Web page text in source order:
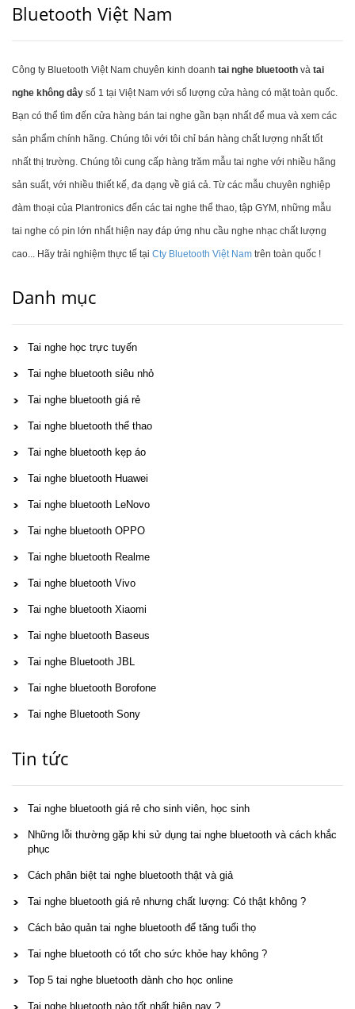
Bluetooth Việt Nam
Công ty Bluetooth Việt Nam chuyên kinh doanh tai nghe bluetooth và tai
nghe không dây số 1 tại Việt Nam với số lượng cửa hàng có mặt toàn quốc.
Bạn có thể tìm đến cửa hàng bán tai nghe gần bạn nhất để mua và xem các
sản phẩm chính hãng. Chúng tôi với tôi chỉ bán hàng chất lượng nhất tốt
nhất thị trường. Chúng tôi cung cấp hàng trăm mẫu tai nghe với nhiều hãng
sản suất, với nhiều thiết kế, đa dạng về giá cả. Từ các mẫu chuyên nghiệp
đàm thoại của Plantronics đến các tai nghe thể thao, tập GYM, những mẫu
tai nghe có pin lớn nhất hiện nay đáp ứng nhu cầu nghe nhạc chất lượng
cao... Hãy trải nghiệm thực tế tại Cty Bluetooth Việt Nam trên toàn quốc !
Danh mục
Tai nghe học trực tuyến
Tai nghe bluetooth siêu nhỏ
Tai nghe bluetooth giá rẻ
Tai nghe bluetooth thể thao
Tai nghe bluetooth kẹp áo
Tai nghe bluetooth Huawei
Tai nghe bluetooth LeNovo
Tai nghe bluetooth OPPO
Tai nghe bluetooth Realme
Tai nghe bluetooth Vivo
Tai nghe bluetooth Xiaomi
Tai nghe bluetooth Baseus
Tai nghe Bluetooth JBL
Tai nghe bluetooth Borofone
Tai nghe Bluetooth Sony
Tin tức
Tai nghe bluetooth giá rẻ cho sinh viên, học sinh
Những lỗi thường gặp khi sử dụng tai nghe bluetooth và cách khắc
phục
Cách phân biệt tai nghe bluetooth thật và giả
Tai nghe bluetooth giá rẻ nhưng chất lượng: Có thật không ?
Cách bảo quản tai nghe bluetooth để tăng tuổi thọ
Tai nghe bluetooth có tốt cho sức khỏe hay không ?
Top 5 tai nghe bluetooth dành cho học online
Tai nghe bluetooth nào tốt nhất hiện nay ?